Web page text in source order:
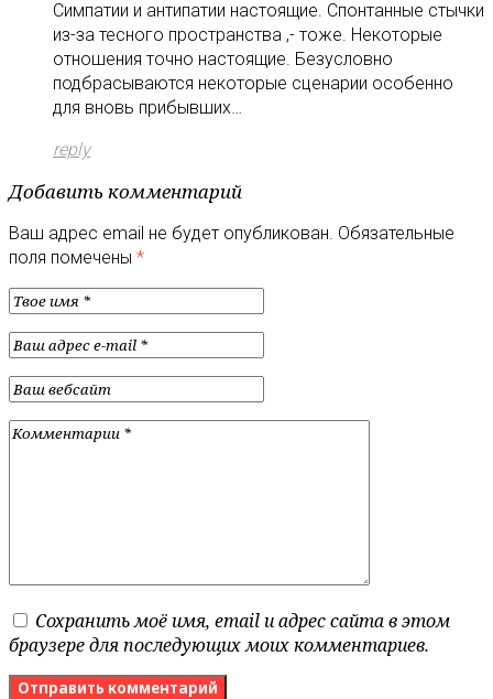
Симпатии и антипатии настоящие. Спонтанные стычки
из-за тесного пространства ,- тоже. Некоторые
отношения точно настоящие. Безусловно
подбрасываются некоторые сценарии особенно
для вновь прибывших…
reply
Добавить комментарий
Ваш адрес email не будет опубликован. Обязательные
поля помечены *
Сохранить моё имя, email и адрес сайта в этом
браузере для последующих моих комментариев.